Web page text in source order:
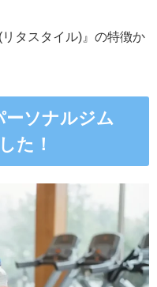
タスタイル)』の特徴か
ーソナルジム
た！